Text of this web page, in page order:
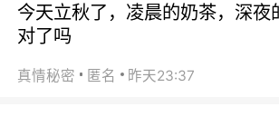
今天立秋了，凌晨的奶茶，深夜
对了吗
真情秘密 匿名 昨天23:37